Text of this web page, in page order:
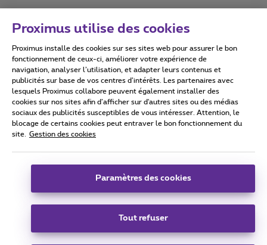
Conditions d'utilisation Accessibility statement
Tous droits réservés. © 2026 Proximus
Conditions générales, info consommateur
Coordonnées de l’entreprise
Boulevard du Roi Albert II 27 - B-1030 Bruxelles.
Proximus utilise des cookies
Proximus installe des cookies sur ses sites web pour assurer le bon
fonctionnement de ceux-ci, améliorer votre expérience de
navigation, analyser l’utilisation, et adapter leurs contenus et
publicités sur base de vos centres d’intérêts. Les partenaires avec
lesquels Proximus collabore peuvent également installer des
cookies sur nos sites afin d’afficher sur d'autres sites ou des médias
sociaux des publicités susceptibles de vous intéresser. Attention, le
blocage de certains cookies peut entraver le bon fonctionnement du
site.
Gestion des cookies
Paramètres des cookies
Tout refuser